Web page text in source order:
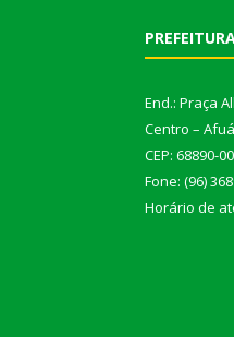
End.: Praça
Centro –
CEP: 68890-
Fone: (96)
Horário de